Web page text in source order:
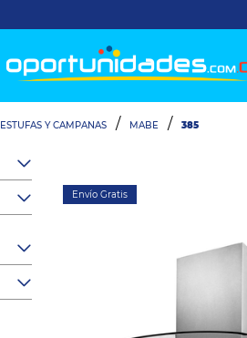
más
ESTUFAS Y CAMPANAS MABE 385
Envío Gratis